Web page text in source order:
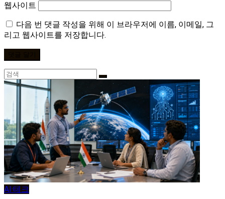
웹사이트
다음 번 댓글 작성을 위해 이 브라우저에 이름, 이메일, 그
리고 웹사이트를 저장합니다.
AI·테크